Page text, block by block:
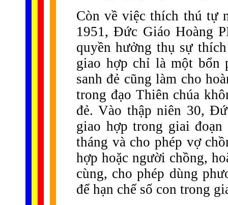
Còn về việc thích thú tự
1951, Đức Giáo Hoàng
quyền hưởng thụ sự
giao hợp chỉ là một bổn
sanh đẻ cũng làm cho
trong đạo Thiên chúa
đẻ. Vào thập niên 30,
giao hợp trong giai
tháng và cho phép vợ
hợp hoặc người chồng,
cùng, cho phép dùng
để hạn chế số con trong